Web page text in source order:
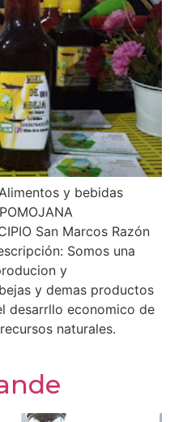
y bebidas
San Marcos Razón
Somos una
y
y demas productos
desarrllo economico de
naturales.